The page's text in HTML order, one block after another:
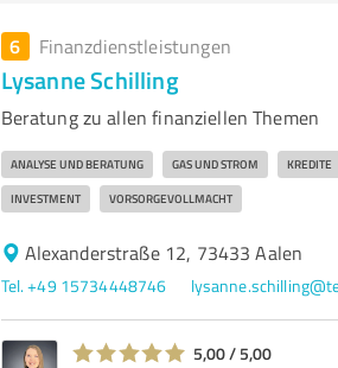
6 Finanzdienstleistungen
Lysanne Schilling
Beratung zu allen finanziellen Themen
ANALYSE UND BERATUNG GAS UND STROM KREDITE
INVESTMENT VORSORGEVOLLMACHT
Alexanderstraße 12, 73433 Aalen
Tel. +49 15734448746
5,00 / 5,00